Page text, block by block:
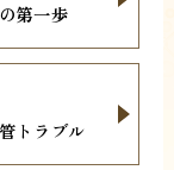
第一歩
トラブル